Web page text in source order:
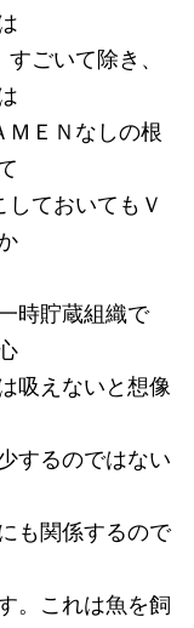
ごいて除き、
ＭＥＮなしの根
ておいてもＶ
時貯蔵組織で
吸えないと想像
するのではない
も関係するので
。これは魚を飼